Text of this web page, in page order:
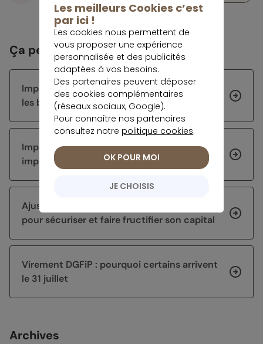
Ça peut vous intéresser
Impôt 2026 : les échéances de la rentrée et
les bons réflexes à avoir
Impôts 2026 : corriger sa déclaration sur
impots.gouv.fr
Ajuster sa stratégie d’épargne après 60 ans
pour sécuriser et faire fructifier son capital
Virement DGFiP : pourquoi certains arrivent
le 31 juillet
Archives
Les meilleurs Cookies c’est
par ici !
Les cookies nous permettent de
vous proposer une expérience
personnalisée et des publicités
adaptées à vos besoins.
Des partenaires peuvent déposer
des cookies complémentaires
(réseaux sociaux, Google).
Pour connaître nos partenaires
consultez notre politique cookies.
JE CHOISIS
OK POUR MOI